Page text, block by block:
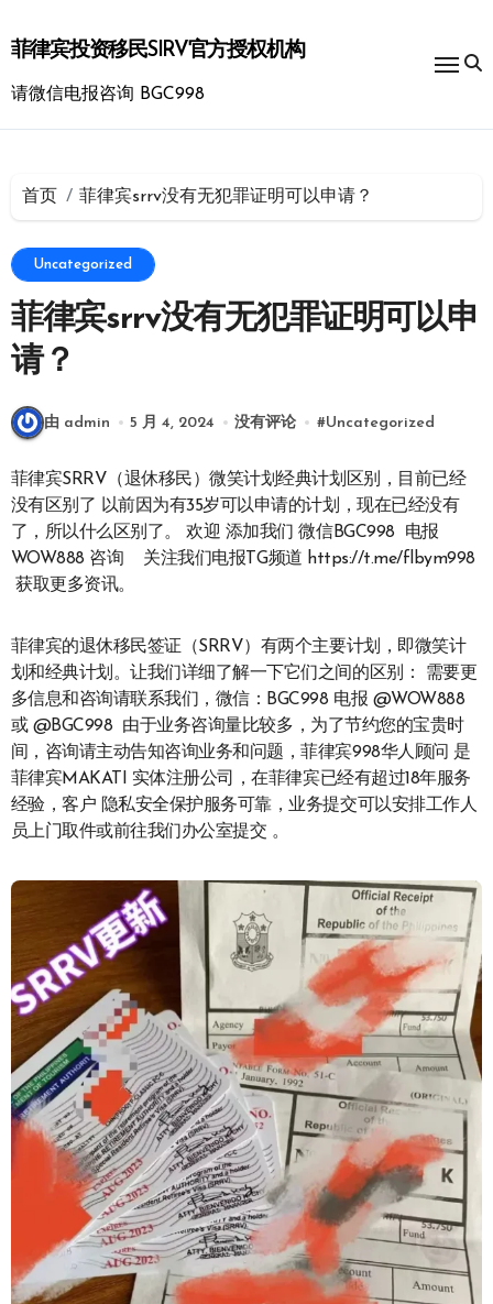
到
内
菲律宾投资移民SIRV官方授权机构
请微信电报咨询 BGC998
首页 菲律宾srrv没有无犯罪证明可以申请？
Uncategorized
菲律宾srrv没有无犯罪证明可以申
请？
由 admin 5 月 4, 2024 没有评论 #Uncategorized
菲律宾SRRV（退休移民）微笑计划经典计划区别，目前已经
没有区别了 以前因为有35岁可以申请的计划，现在已经没有
了，所以什么区别了。 欢迎 添加我们 微信BGC998 电报
WOW888 咨询 关注我们电报TG频道 https://t.me/flbym998
获取更多资讯。
菲律宾的退休移民签证（SRRV）有两个主要计划，即微笑计
划和经典计划。让我们详细了解一下它们之间的区别： 需要更
多信息和咨询请联系我们，微信：BGC998 电报 @WOW888
或 @BGC998 由于业务咨询量比较多，为了节约您的宝贵时
间，咨询请主动告知咨询业务和问题，菲律宾998华人顾问 是
菲律宾MAKATI 实体注册公司，在菲律宾已经有超过18年服务
经验，客户 隐私安全保护服务可靠，业务提交可以安排工作人
员上门取件或前往我们办公室提交 。